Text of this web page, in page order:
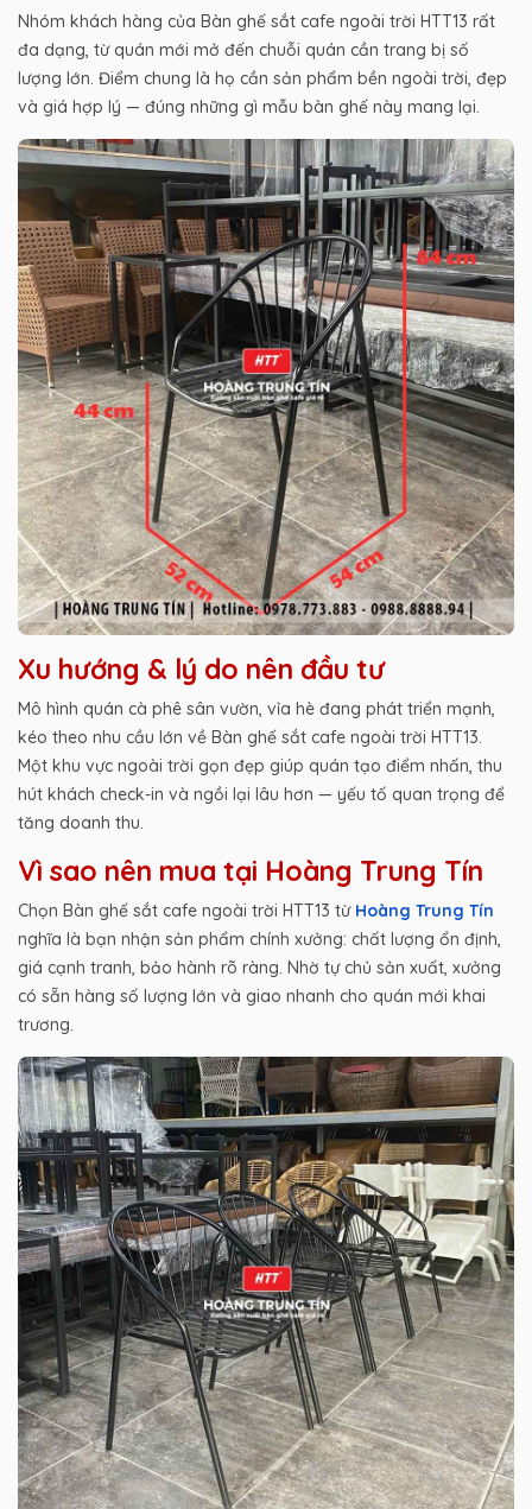
Nhóm khách hàng của Bàn ghế sắt cafe ngoài trời HTT13 rất
đa dạng, từ quán mới mở đến chuỗi quán cần trang bị số
lượng lớn. Điểm chung là họ cần sản phẩm bền ngoài trời, đẹp
và giá hợp lý — đúng những gì mẫu bàn ghế này mang lại.
Xu hướng & lý do nên đầu tư
Mô hình quán cà phê sân vườn, vỉa hè đang phát triển mạnh,
kéo theo nhu cầu lớn về Bàn ghế sắt cafe ngoài trời HTT13.
Một khu vực ngoài trời gọn đẹp giúp quán tạo điểm nhấn, thu
hút khách check-in và ngồi lại lâu hơn — yếu tố quan trọng để
tăng doanh thu.
Vì sao nên mua tại Hoàng Trung Tín
Chọn Bàn ghế sắt cafe ngoài trời HTT13 từ Hoàng Trung Tín
nghĩa là bạn nhận sản phẩm chính xưởng: chất lượng ổn định,
giá cạnh tranh, bảo hành rõ ràng. Nhờ tự chủ sản xuất, xưởng
có sẵn hàng số lượng lớn và giao nhanh cho quán mới khai
trương.